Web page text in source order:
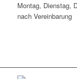
Montag, Dienstag,
nach Vereinbarung